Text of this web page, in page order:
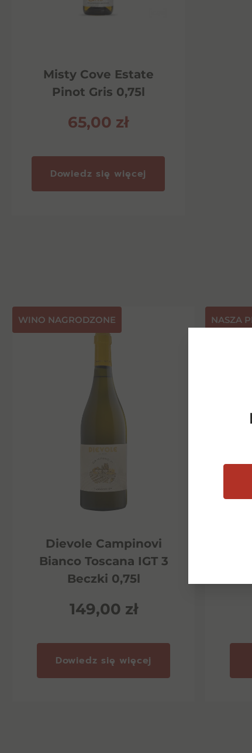
Misty Cove Estate
Pinot Gris 0,75l
65,00 zł
Dowiedz się więcej
⁠WINO NAGRODZONE
Dievole Campinovi
Bianco Toscana IGT 3
Beczki 0,75l
149,00 zł
Dowiedz się więcej
NASZA